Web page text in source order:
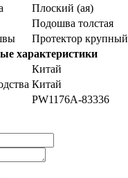
Плоский (ая)
Подошва толстая
Протектор крупный
характеристики
Китай
Китай
PW1176A-83336